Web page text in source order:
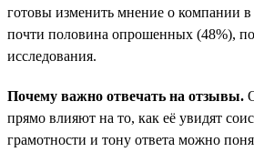
готовы изменить мнение о компании
почти половина опрошенных (48%),
исследования.
Почему важно отвечать на отзывы.
прямо влияют на то, как её увидят
грамотности и тону ответа можно